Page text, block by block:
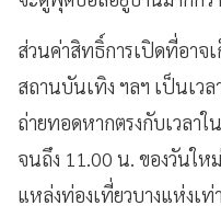
ส่วนค่าสิทธิ์การเปิดที่อาจ
สถานบันเทิง ฯลฯ เป็นเว
ถ่ายทอดหากตรงกับเวลา
จนถึง 11.00 น. ของวันให
แหล่งท่องเที่ยวบางแห่งเ